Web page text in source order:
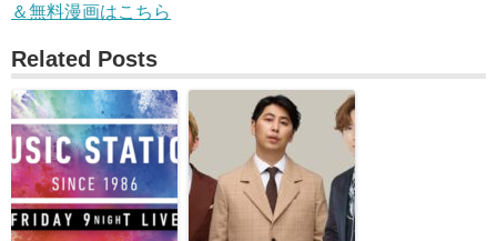
＆無料漫画はこちら
Related Posts